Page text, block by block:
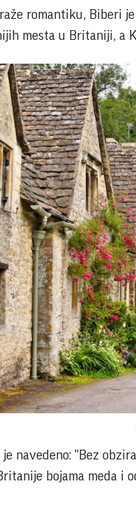
romantiku, Biberi
mesta u Britaniji, a
navedeno: "Bez
bojama meda i